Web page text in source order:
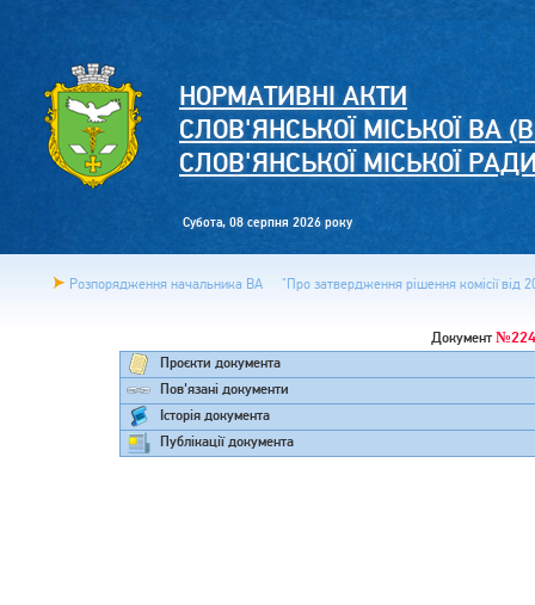
НОРМАТИВНІ АКТИ
СЛОВ'ЯНСЬКОЇ МІСЬКОЇ ВА
СЛОВ'ЯНСЬКОЇ МІСЬКОЇ
Субота, 08 серпня 2026 року
Розпорядження начальника ВА "Про затвердження рішення комісії
Документ
Проєкти документа
Пов'язані документи
Історія документа
Публікації документа